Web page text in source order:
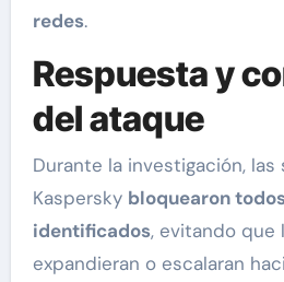
redes.
Respuesta y
del ataque
Durante la investigación,
Kaspersky bloquearon
identificados, evitando que
expandieran o escalaran